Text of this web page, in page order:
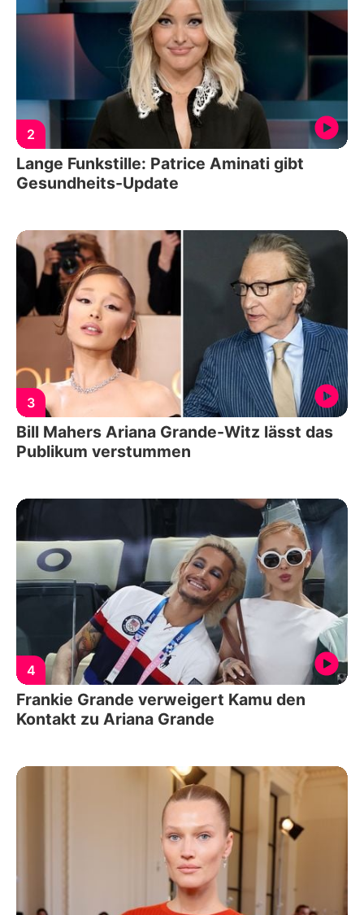
2
Lange Funkstille: Patrice Aminati gibt
Gesundheits-Update
3
Bill Mahers Ariana Grande-Witz lässt das
Publikum verstummen
4
Frankie Grande verweigert Kamu den
Kontakt zu Ariana Grande